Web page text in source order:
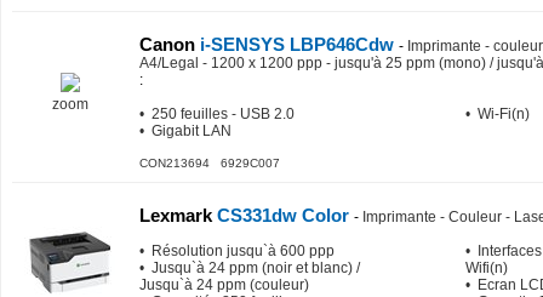
zoom
Canon i-SENSYS LBP646Cdw - Imprimante -
A4/Legal - 1200 x 1200 ppp - jusqu'à 25 ppm (mono) /
:
• 250 feuilles - USB 2.0
• Gigabit LAN
• Wi-Fi(n)
CON213694 6929C007
Lexmark CS331dw Color - Imprimante - Couleur -
• Résolution jusqu`à 600 ppp
• Jusqu`à 24 ppm (noir et blanc) /
Jusqu`à 24 ppm (couleur)
•
Wifi(n)
• Ecran